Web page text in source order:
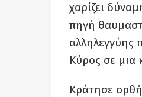
χαρίζει
πηγή
αλληλεγγύης
Κύρος σε μια
Κράτησε ορθή